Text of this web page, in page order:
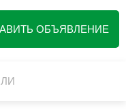
ОБЪЯВЛЕНИЕ